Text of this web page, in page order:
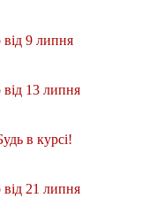
9 липня
13 липня
в курсі!
21 липня